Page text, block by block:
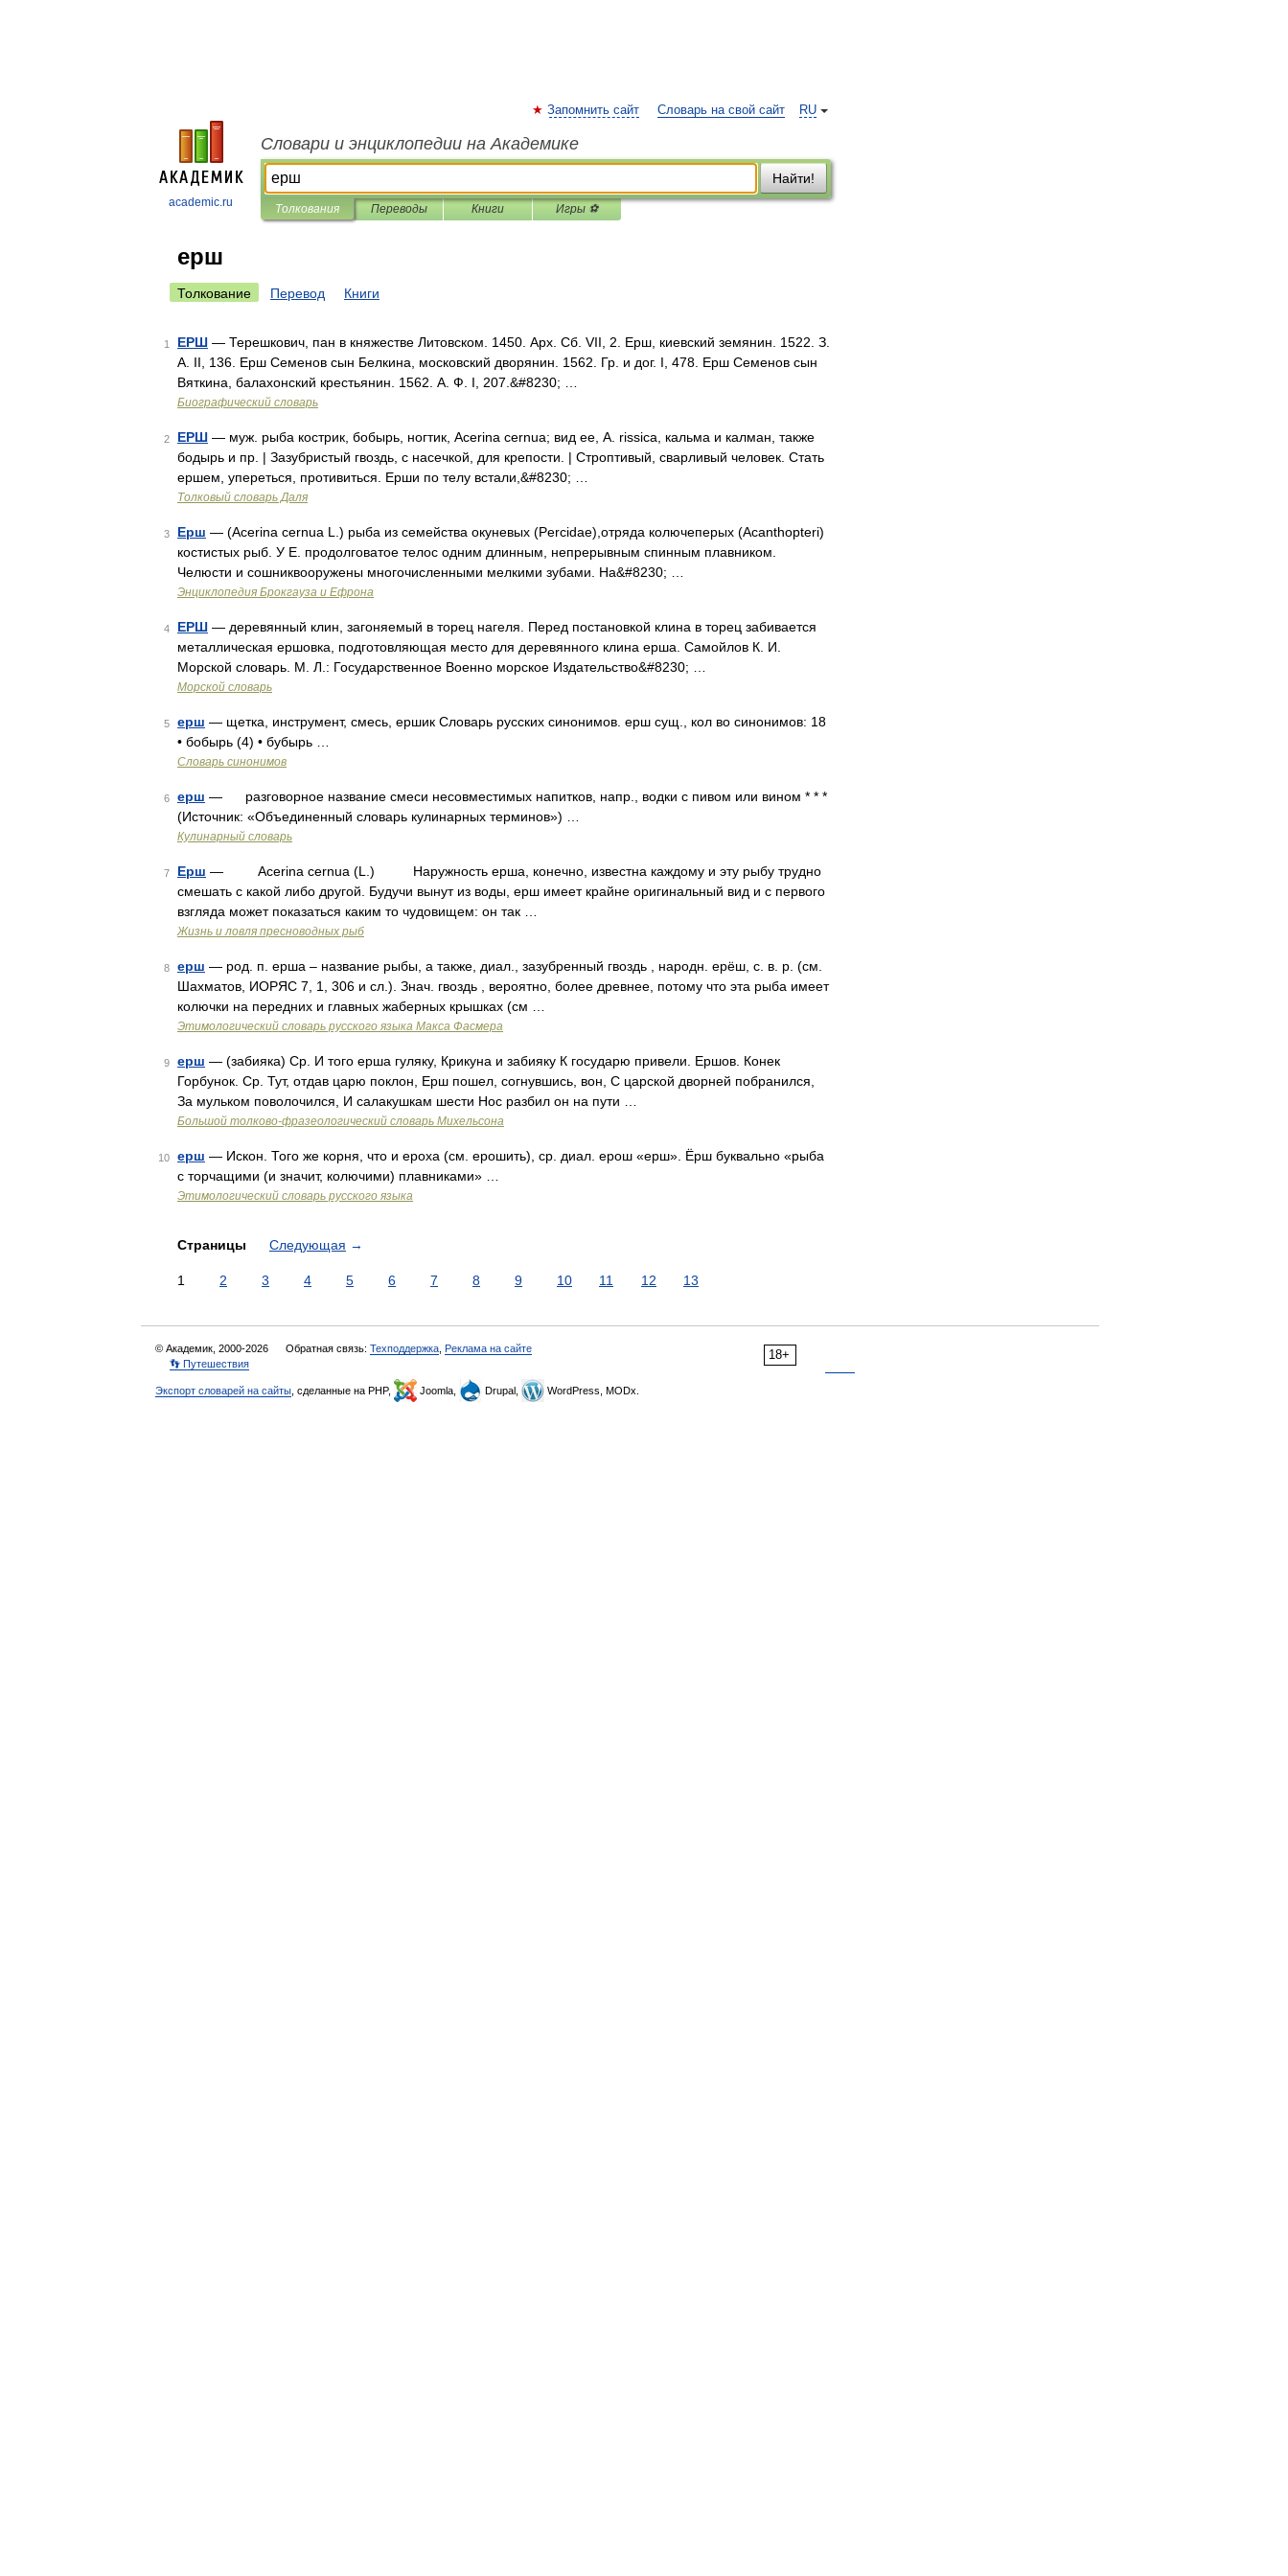
academic.ru
RU
Запомнить сайт Словарь на свой сайт
Словари и энциклопедии на Академике
Найти!
Толкования Переводы Книги Игры ⚽
ерш
Толкование Перевод Книги
1 ЕРШ — Терешкович, пан в княжестве Литовском. 1450. Арх. Сб. VII, 2. Ерш, киевский земянин. 1522. З.
А. II, 136. Ерш Семенов сын Белкина, московский дворянин. 1562. Гр. и дог. I, 478. Ерш Семенов сын
Вяткина, балахонский крестьянин. 1562. А. Ф. I, 207.&#8230; …
Биографический словарь
2 ЕРШ — муж. рыба кострик, бобырь, ногтик, Acerina cernua; вид ее, А. rissica, кальма и калман, также
бодырь и пр. | Зазубристый гвоздь, с насечкой, для крепости. | Строптивый, сварливый человек. Стать
ершем, упереться, противиться. Ерши по телу встали,&#8230; …
Толковый словарь Даля
3 Ерш — (Acerina cernua L.) рыба из семейства окуневых (Percidae),отряда колючеперых (Acanthopteri)
костистых рыб. У Е. продолговатое телос одним длинным, непрерывным спинным плавником.
Челюсти и сошниквооружены многочисленными мелкими зубами. На&#8230; …
Энциклопедия Брокгауза и Ефрона
4 ЕРШ — деревянный клин, загоняемый в торец нагеля. Перед постановкой клина в торец забивается
металлическая ершовка, подготовляющая место для деревянного клина ерша. Самойлов К. И.
Морской словарь. М. Л.: Государственное Военно морское Издательство&#8230; …
Морской словарь
5 ерш — щетка, инструмент, смесь, ершик Словарь русских синонимов. ерш сущ., кол во синонимов: 18
• бобырь (4) • бубырь …
Словарь синонимов
6 ерш — разговорное название смеси несовместимых напитков, напр., водки с пивом или вином * * *
(Источник: «Объединенный словарь кулинарных терминов») …
Кулинарный словарь
7 Ерш — Acerina cernua (L.) Наружность ерша, конечно, известна каждому и эту рыбу трудно
смешать с какой либо другой. Будучи вынут из воды, ерш имеет крайне оригинальный вид и с первого
взгляда может показаться каким то чудовищем: он так …
Жизнь и ловля пресноводных рыб
8 ерш — род. п. ерша – название рыбы, а также, диал., зазубренный гвоздь , народн. ерёш, с. в. р. (см.
Шахматов, ИОРЯС 7, 1, 306 и сл.). Знач. гвоздь , вероятно, более древнее, потому что эта рыба имеет
колючки на передних и главных жаберных крышках (см …
Этимологический словарь русского языка Макса Фасмера
9 ерш — (забияка) Ср. И того ерша гуляку, Крикуна и забияку К государю привели. Ершов. Конек
Горбунок. Ср. Тут, отдав царю поклон, Ерш пошел, согнувшись, вон, С царской дворней побранился,
За мульком поволочился, И салакушкам шести Нос разбил он на пути …
Большой толково-фразеологический словарь Михельсона
10 ерш — Искон. Того же корня, что и ероха (см. ерошить), ср. диал. ерош «ерш». Ёрш буквально «рыба
с торчащими (и значит, колючими) плавниками» …
Этимологический словарь русского языка
Страницы Следующая →
1 2 3 4 5 6 7 8 9 10 11 12 13
18+
© Академик, 2000-2026 Обратная связь: Техподдержка Реклама на сайте
👣 Путешествия
Экспорт словарей на сайты , сделанные на PHP, Joomla, Drupal, WordPress, MODx.